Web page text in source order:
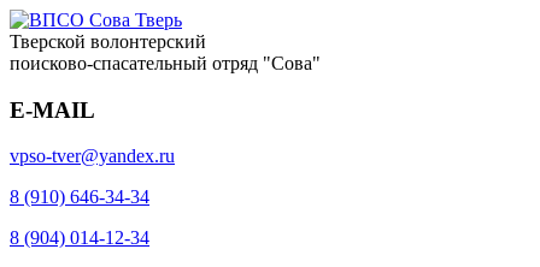
Тверской волонтерский
поисково-спасательный отряд "Сова"
E-MAIL
vpso-tver@yandex.ru
8 (910) 646-34-34
8 (904) 014-12-34